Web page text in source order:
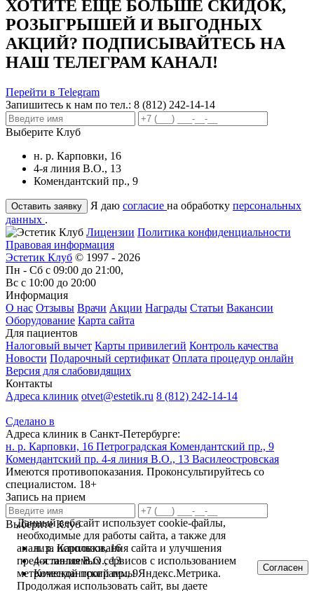
ХОТИТЕ ЕЩЕ БОЛЬШЕ СКИДОК,
РОЗЫГРЫШЕЙ И ВЫГОДНЫХ
АКЦИЙ? ПОДПИСЫВАЙТЕСЬ НА
НАШ ТЕЛЕГРАМ КАНАЛ!
Перейти в Telegram
Запишитесь к нам по тел.: 8 (812) 242-14-14
Выберите Клуб
н. р. Карповки, 16
4-я линия В.О., 13
Комендантский пр., 9
Я даю согласие на обработку персональных
данных .
Лицензии Политика конфиденциальности
Правовая информация
Эстетик Клуб © 1997 - 2026
Пн - Сб с 09:00 до 21:00,
Вс с 10:00 до 20:00
Информация
О нас Отзывы Врачи Акции Награды Статьи Вакансии
Оборудование Карта сайта
Для пациентов
Налоговый вычет Карты привилегий Контроль качества
Новости Подарочный сертификат Оплата процедур онлайн
Версия для слабовидящих
Контакты
Адреса клиник otvet@estetik.ru 8 (812) 242-14-14
Сделано в
Адреса клиник в Санкт-Петербурге:
н. р. Карповки, 16 Петроградская Комендантский пр., 9
Комендантский пр. 4-я линия В.О., 13 Василеостровская
Имеются противопоказания. Проконсультируйтесь со
специалистом. 18+
Запись на прием
Выберите Клуб
н. р. Карповки, 16
4-я линия В.О., 13
Комендантский пр., 9
Данный веб-сайт использует cookie-файлы,
необходимые для работы сайта, а также для
анализа использования сайта и улучшения
предоставляемых сервисов с использованием
метрической программы Яндекс.Метрика.
Продолжая использовать сайт, вы даете
Согласен